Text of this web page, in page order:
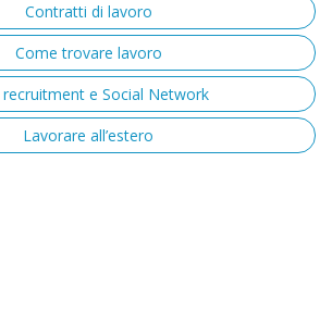
Contratti di lavoro
Come trovare lavoro
recruitment e Social Network
Lavorare all’estero